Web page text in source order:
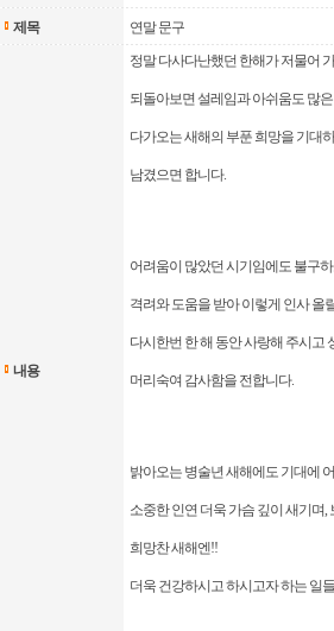
제목 연말 문구
내용
정말 다사다난했던 한해가 저물어
되돌아보면 설레임과 아쉬움도 많
다가오는 새해의 부푼 희망을 기대
남겼으면 합니다.
어려움이 많았던 시기임에도 불구
격려와 도움을 받아 이렇게 인사 올
다시한번 한 해 동안 사랑해 주시고
머리숙여 감사함을 전합니다.
밝아오는 병술년 새해에도 기대에
소중한 인연 더욱 가슴 깊이 새기며,
희망찬 새해엔!!
더욱 건강하시고 하시고자 하는 일